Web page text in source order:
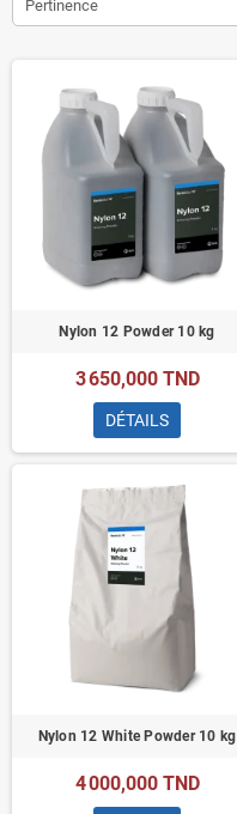
Pertinence
Nylon 12 Powder 10 kg
3 650,000 TND
DÉTAILS
Nylon 12 White Powder 10 kg
4 000,000 TND